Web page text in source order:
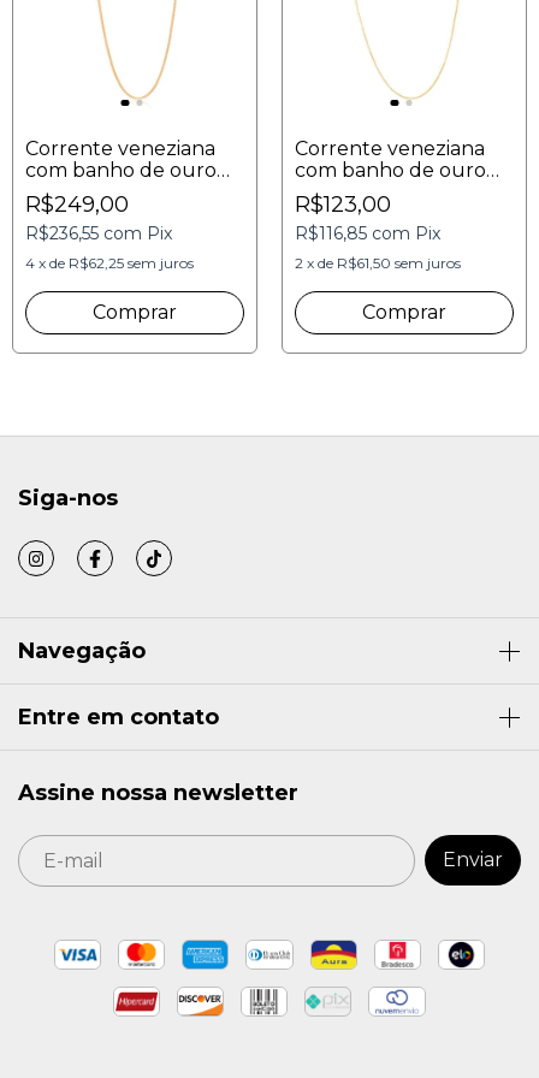
Corrente veneziana
com banho de ouro
18k 45cm+1,50mm
R$249,00
R$236,55 com Pix
4 x de R$62,25 sem juros
Corrente veneziana
com banho de ouro
40cmx0,80mm
R$123,00
R$116,85 com Pix
2 x de R$61,50 sem juros
Siga-nos
Navegação
Entre em contato
Assine nossa newsletter